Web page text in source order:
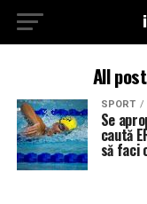
All
SPORT
Se
caută
să faci